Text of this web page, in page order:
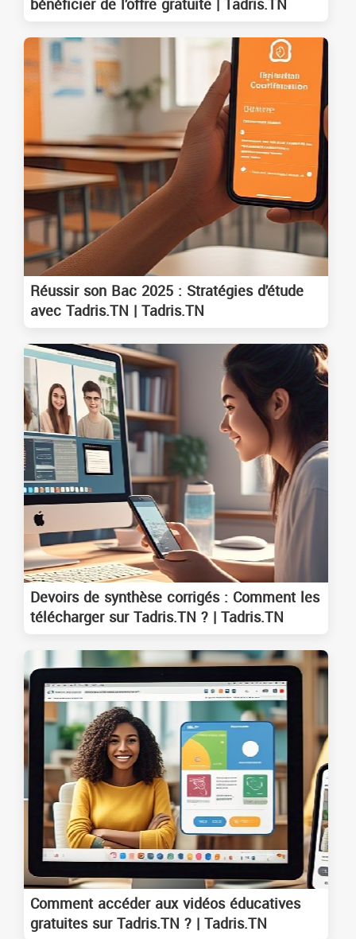
Réussir son Bac 2025 : Stratégies d'étude
avec Tadris.TN | Tadris.TN
Devoirs de synthèse corrigés : Comment les
télécharger sur Tadris.TN ? | Tadris.TN
Comment accéder aux vidéos éducatives
gratuites sur Tadris.TN ? | Tadris.TN